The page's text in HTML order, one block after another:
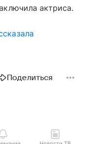
актриса.
Поделиться